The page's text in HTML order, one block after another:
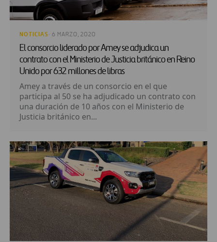
NOTICIAS · 6 MARZO, 2020
El consorcio liderado por Amey se adjudica un
contrato con el Ministerio de Justicia británico en Reino
Unido por 632 millones de libras
Amey a través de un consorcio en el que
participa al 50 se ha adjudicado un contrato con
una duración de 10 años con el Ministerio de
Justicia británico en...